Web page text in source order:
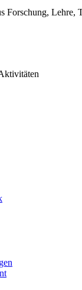
Forschung, Lehre,